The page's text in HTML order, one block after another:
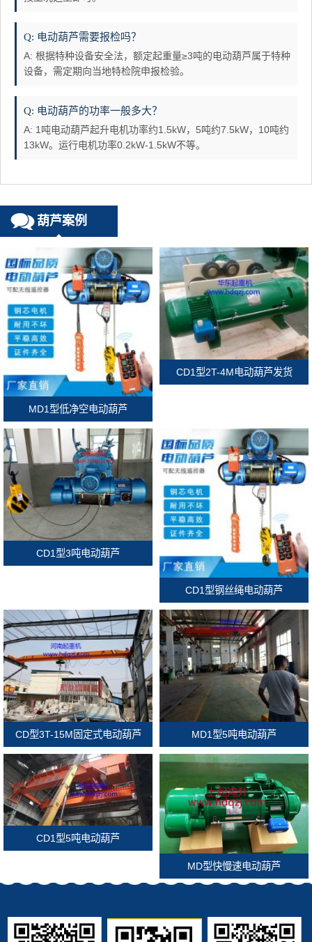
Q: 电动葫芦需要报检吗？
A: 根据特种设备安全法，额定起重量≥3吨的电动葫芦属于特种
设备，需定期向当地特检院申报检验。
Q: 电动葫芦的功率一般多大？
A: 1吨电动葫芦起升电机功率约1.5kW，5吨约7.5kW，10吨约
13kW。运行电机功率0.2kW-1.5kW不等。
葫芦案例
MD1型低净空电动葫芦
CD1型2T-4M电动葫芦发货
CD1型3吨电动葫芦
CD1型钢丝绳电动葫芦
CD型3T-15M固定式电动葫芦 MD1型5吨电动葫芦
CD1型5吨电动葫芦
MD型快慢速电动葫芦